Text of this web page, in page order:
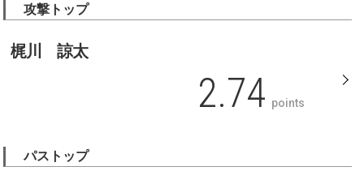
攻撃トップ
梶川 諒太
2.74 points
パストップ